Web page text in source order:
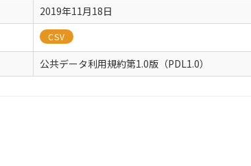
2019年11月18日
CSV
公共データ利用規約第1.0版（PDL1.0）